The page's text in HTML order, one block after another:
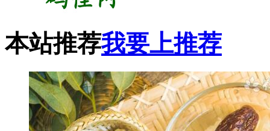
本站推荐我要上推荐